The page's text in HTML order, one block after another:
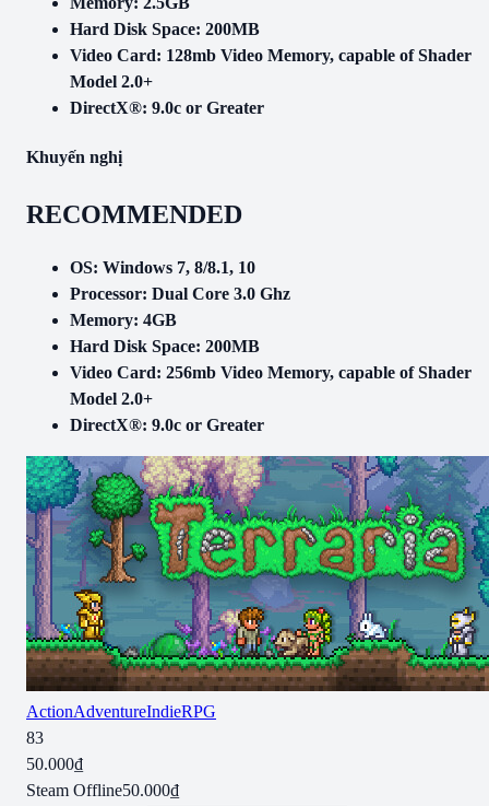
Hard Disk Space: 200MB
Video Card: 128mb Video Memory, capable of Shader
Model 2.0+
DirectX®: 9.0c or Greater
Khuyến nghị
RECOMMENDED
OS: Windows 7, 8/8.1, 10
Processor: Dual Core 3.0 Ghz
Memory: 4GB
Hard Disk Space: 200MB
Video Card: 256mb Video Memory, capable of Shader
Model 2.0+
DirectX®: 9.0c or Greater
ActionAdventureIndieRPG
83
50.000₫
Steam Offline50.000₫